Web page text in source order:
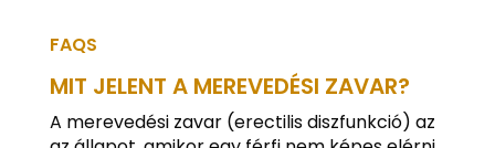
FAQS
MIT JELENT A MEREVEDÉSI ZAVAR?
A merevedési zavar (erectilis diszfunkció) az